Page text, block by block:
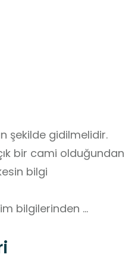
şekilde gidilmelidir.
bir cami olduğundan
bilgi
bilgilerinden